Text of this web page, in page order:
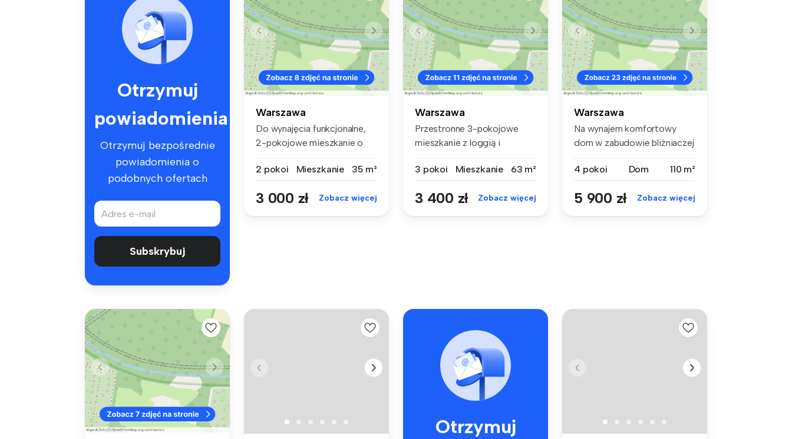
Otrzymuj
powiadomienia
Otrzymuj bezpośrednie
powiadomienia o
podobnych ofertach
Subskrybuj
Warszawa
Do wynajęcia funkcjonalne,
2-pokojowe mieszkanie o
2 pokoi
Mieszkanie 35 m²
3 000 zł Zobacz więcej
Warszawa
Przestronne 3-pokojowe
mieszkanie z loggią i
3 pokoi
Mieszkanie 63 m²
3 400 zł Zobacz więcej
Warszawa
Na wynajem komfortowy
dom w zabudowie bliźniaczej
4 pokoi
Dom 110 m²
5 900 zł Zobacz więcej
Otrzymuj